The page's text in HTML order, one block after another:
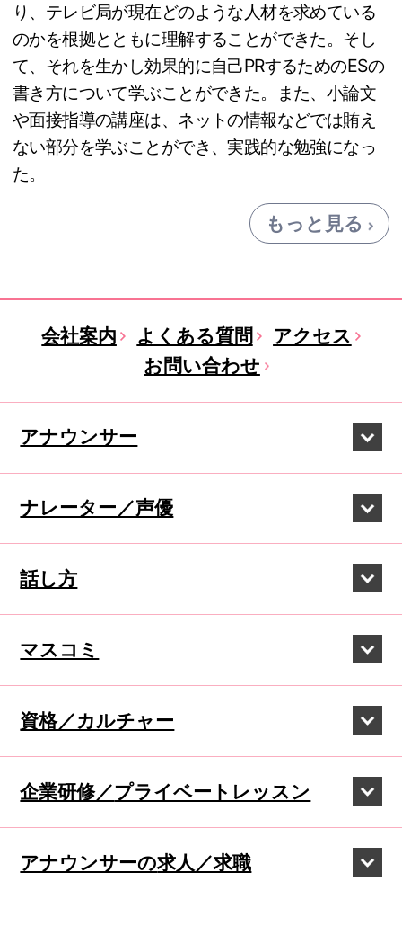
り、テレビ局が現在どのような人材を求めている
のかを根拠とともに理解することができた。そし
て、それを生かし効果的に自己PRするためのESの
書き方について学ぶことができた。また、小論文
や面接指導の講座は、ネットの情報などでは賄え
ない部分を学ぶことができ、実践的な勉強になっ
た。
もっと見る
会社案内 よくある質問
アクセス
お問い合わせ
アナウンサー
ナレーター／声優
話し方
マスコミ
資格／カルチャー
企業研修／プライベートレッスン
アナウンサーの求人／求職